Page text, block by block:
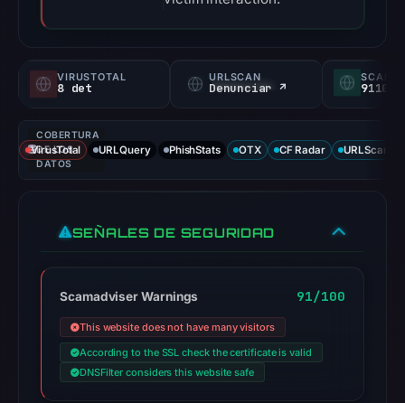
VIRUSTOTAL
8 det
URLSCAN
Denunciar ↗ 91100/
COBERTURA
DE LOS
DATOS
VirusTotal URLQuery PhishStats OTX CF Radar URLScan
SEÑALES DE SEGURIDAD
Scamadviser Warnings 91/100
This website does not have many visitors
According to the SSL check the certificate is valid
DNSFilter considers this website safe